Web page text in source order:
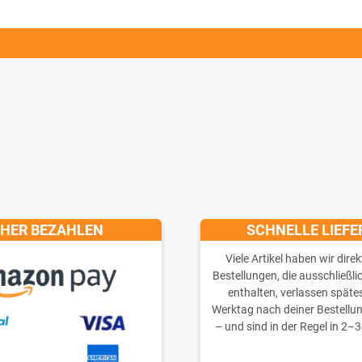
BEZAHLEN SCHNELLE
Viele Artikel haben wir
Bestellungen, die
enthalten, verlassen
Werktag nach deiner
– und sind in der Regel in